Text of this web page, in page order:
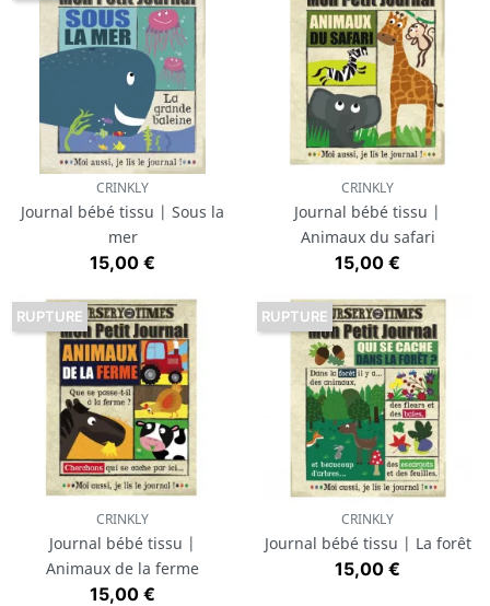
CRINKLY
Journal bébé tissu | Sous la
mer
Prix
15,00 €
CRINKLY
Journal bébé tissu |
Animaux du safari
Prix
15,00 €
CRINKLY
Journal bébé tissu |
Animaux de la ferme
Prix
15,00 €
RUPTURE
CRINKLY
Journal bébé tissu | La forêt
Prix
15,00 €
RUPTURE